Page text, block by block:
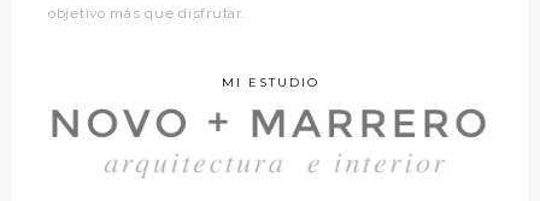
objetivo más que disfrutar.
MI ESTUDIO